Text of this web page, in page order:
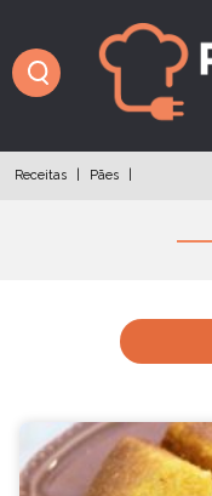
Receitas Pães